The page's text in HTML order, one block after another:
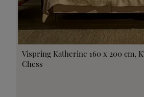
Vispring Katherine 160 x 200 cm,
Chess